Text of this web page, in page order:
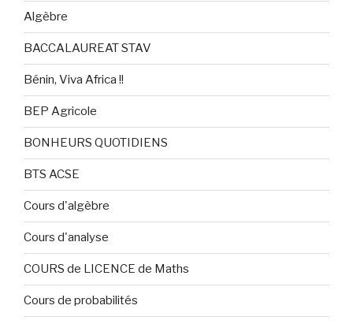
Algèbre
BACCALAUREAT STAV
Bénin, Viva Africa !!
BEP Agricole
BONHEURS QUOTIDIENS
BTS ACSE
Cours d'algèbre
Cours d'analyse
COURS de LICENCE de Maths
Cours de probabilités